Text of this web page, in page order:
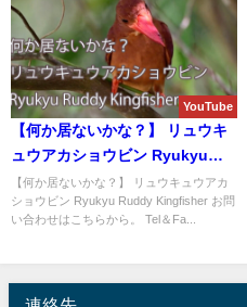
YouTube
【何か居ないかな？】 リュウキ
ュウアカショウビン Ryukyu
Ruddy Kingfisher
【何か居ないかな？】 リュウキュウアカ
ショウビン Ryukyu Ruddy Kingfisher お問
い合わせはこちらから。 Tel＆Fa...